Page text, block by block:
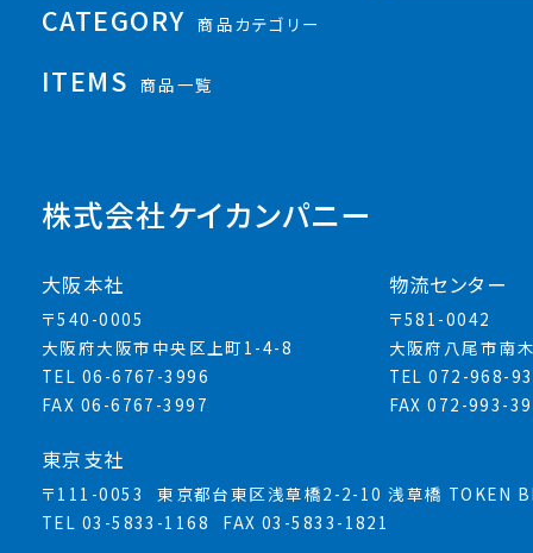
CATEGORY 商品カテゴリー
ITEMS 商品一覧
株式会社ケイカンパニー
大阪本社
〒540-0005
大阪府大阪市中央区上町1-4-8
TEL 06-6767-3996
FAX 06-6767-3997
物流センター
〒581-0042
大阪府八尾市南
TEL 072-968-
FAX 072-993-
東京支社
〒111-0053
東京都台東区浅草橋2-2-10 浅草橋 TOKEN
TEL 03-5833-1168
FAX 03-5833-1821